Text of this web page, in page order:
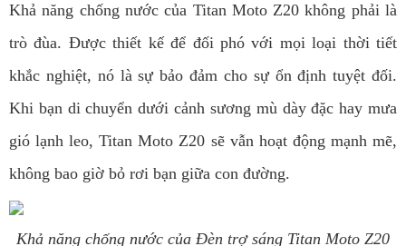
Khả năng chống nướccủa Titan Moto Z20 không phải là
trò đùa. Được thiết kế để đối phó với mọi loại thời tiết
khắc nghiệt, nó là sự bảo đảm cho sự ổn định tuyệt đối.
Khi bạn di chuyển dưới cảnh sương mù dày đặc hay mưa
gió lạnh leo, Titan Moto Z20 sẽ vẫn hoạt động mạnh mẽ,
không bao giờ bỏ rơi bạn giữa con đường.
Khả năng chống nước của Đèn trợ sáng Titan Moto Z20